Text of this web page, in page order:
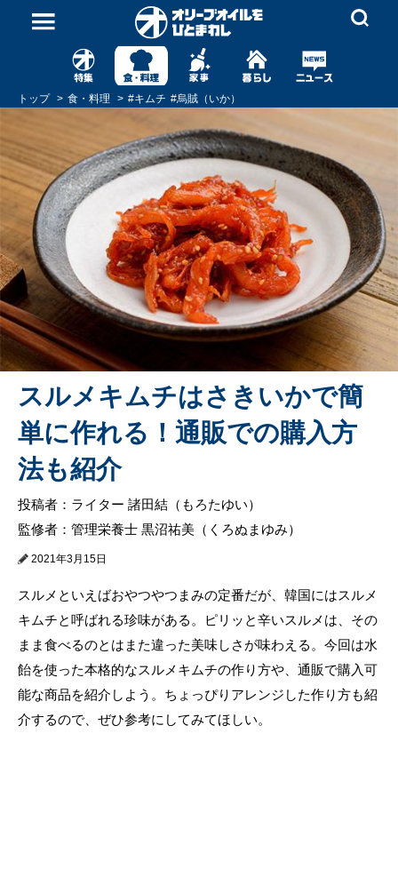
トップ 食・料理 #キムチ #烏賊（いか）
スルメキムチはさきいかで簡
単に作れる！通販での購入方
法も紹介
投稿者：ライター 諸田結（もろたゆい）
監修者：管理栄養士 黒沼祐美（くろぬまゆみ）
2021年3月15日
スルメといえばおやつやつまみの定番だが、韓国にはスルメ
キムチと呼ばれる珍味がある。ピリッと辛いスルメは、その
まま食べるのとはまた違った美味しさが味わえる。今回は水
飴を使った本格的なスルメキムチの作り方や、通販で購入可
能な商品を紹介しよう。ちょっぴりアレンジした作り方も紹
介するので、ぜひ参考にしてみてほしい。